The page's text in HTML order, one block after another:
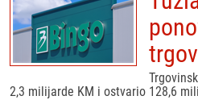
2,3 milijarde KM i ostvario 128,6